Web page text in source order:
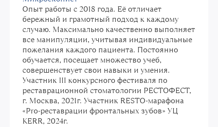
Опыт работы с 2018 года. Её отличает
бережный и грамотный подход к каждому
случаю. Максимально качественно выполняет
все манипуляции, учитывая индивидуальные
пожелания каждого пациента. Постоянно
обучается, посещает множество учеб,
совершенствует свои навыки и умения.
Участник III конкурсного фестиваля по
реставрационной стоматологии РЕСТОФЕСТ,
г. Москва, 2021г. Участник RESTO-марафона
«Pro-реставрации фронтальных зубов» УЦ
KERR, 2024г.